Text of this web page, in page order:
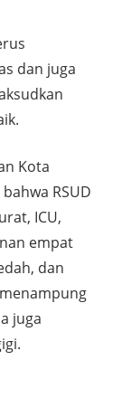
dan juga
Kota
RSUD
ICU,
empat
dan
juga